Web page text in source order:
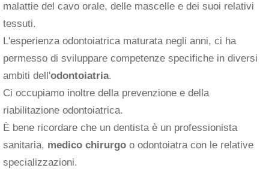
malattie del cavo orale, delle mascelle e dei suoi relativi
tessuti.
L'esperienza odontoiatrica maturata negli anni, ci ha
permesso di sviluppare competenze specifiche in diversi
ambiti dell'odontoiatria.
Ci occupiamo inoltre della prevenzione e della
riabilitazione odontoiatrica.
È bene ricordare che un dentista è un professionista
sanitaria, medico chirurgo o odontoiatra con le relative
specializzazioni.